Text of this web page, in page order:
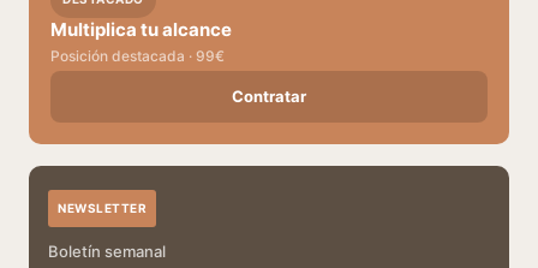
Multiplica tu alcance
Posición destacada · 99€
Contratar
NEWSLETTER
Boletín semanal